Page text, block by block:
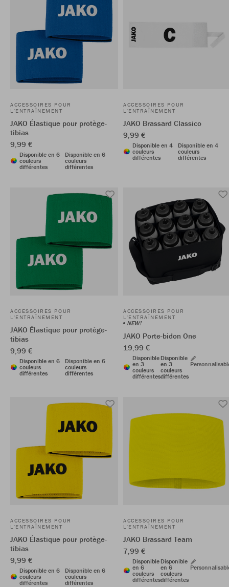
ACCESSOIRES POUR
L'ENTRAÎNEMENT
JAKO Élastique pour protège-
tibias
9,99 €
Disponible en 6
couleurs
différentes
Disponible en 6
couleurs
différentes
ACCESSOIRES POUR
L'ENTRAÎNEMENT
JAKO Brassard Classico
9,99 €
Disponible en 4
couleurs
différentes
Disponible en 4
couleurs
différentes
ACCESSOIRES POUR
L'ENTRAÎNEMENT
JAKO Élastique pour protège-
tibias
9,99 €
Disponible en 6
couleurs
différentes
Disponible en 6
couleurs
différentes
ACCESSOIRES POUR
L'ENTRAÎNEMENT
NEW!
JAKO Porte-bidon One
19,99 €
Disponible
en 3
couleurs
différentes
Disponible
en 3
couleurs
différentes
ACCESSOIRES POUR
L'ENTRAÎNEMENT
JAKO Élastique pour protège-
tibias
9,99 €
Disponible en 6
couleurs
différentes
Disponible en 6
couleurs
différentes
ACCESSOIRES POUR
L'ENTRAÎNEMENT
JAKO Brassard Team
7,99 €
Disponible
en 6
couleurs
différentes
Disponible
en 6
couleurs
différentes